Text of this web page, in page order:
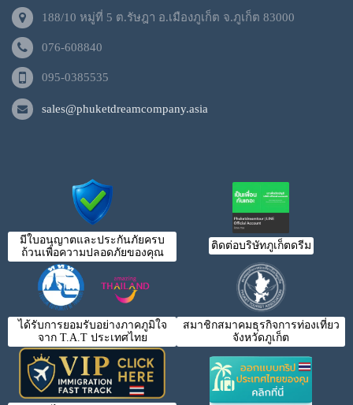
188/10 หมู่ที่ 5 ต.รัษฎา อ.เมืองภูเก็ต จ.ภูเก็ต 83000
076-608840
095-0385535
sales@phuketdreamcompany.asia
มีใบอนุญาตและประกันภัยครบ
ถ้วนเพื่อความปลอดภัยของคุณ
ติดต่อบริษัทภูเก็ตดรีม
ได้รับการยอมรับอย่างภาคภูมิใจ
จาก T.A.T ประเทศไทย
สมาชิกสมาคมธุรกิจการท่องเที่ยว
จังหวัดภูเก็ต